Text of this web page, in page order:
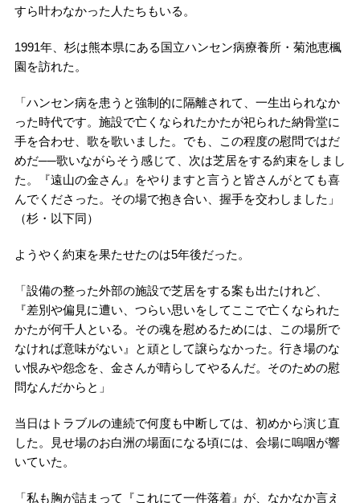
すら叶わなかった人たちもいる。
1991年、杉は熊本県にある国立ハンセン病療養所・菊池恵楓
園を訪れた。
「ハンセン病を患うと強制的に隔離されて、一生出られなか
った時代です。施設で亡くなられたかたが祀られた納骨堂に
手を合わせ、歌を歌いました。でも、この程度の慰問ではだ
めだ──歌いながらそう感じて、次は芝居をする約束をしまし
た。『遠山の金さん』をやりますと言うと皆さんがとても喜
んでくださった。その場で抱き合い、握手を交わしました」
（杉・以下同）
ようやく約束を果たせたのは5年後だった。
「設備の整った外部の施設で芝居をする案も出たけれど、
『差別や偏見に遭い、つらい思いをしてここで亡くなられた
かたが何千人といる。その魂を慰めるためには、この場所で
なければ意味がない』と頑として譲らなかった。行き場のな
い恨みや怨念を、金さんが晴らしてやるんだ。そのための慰
問なんだからと」
当日はトラブルの連続で何度も中断しては、初めから演じ直
した。見せ場のお白洲の場面になる頃には、会場に嗚咽が響
いていた。
「私も胸が詰まって『これにて一件落着』が、なかなか言え